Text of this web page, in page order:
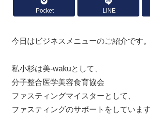
Pocket LINE
今日はビジネスメニューのご紹介です。
私小杉は美-wakuとして、
分子整合医学美容食育協会
ファスティングマイスターとして、
ファスティングのサポートをしています